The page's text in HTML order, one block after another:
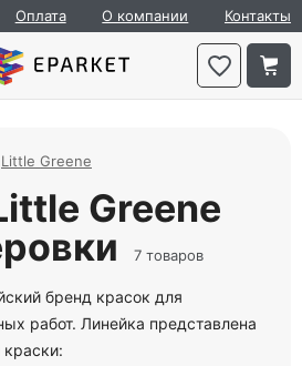
Оплата О компании Контакты
Little Greene
Greene
7 товаров
бренд красок для
работ. Линейка представлена